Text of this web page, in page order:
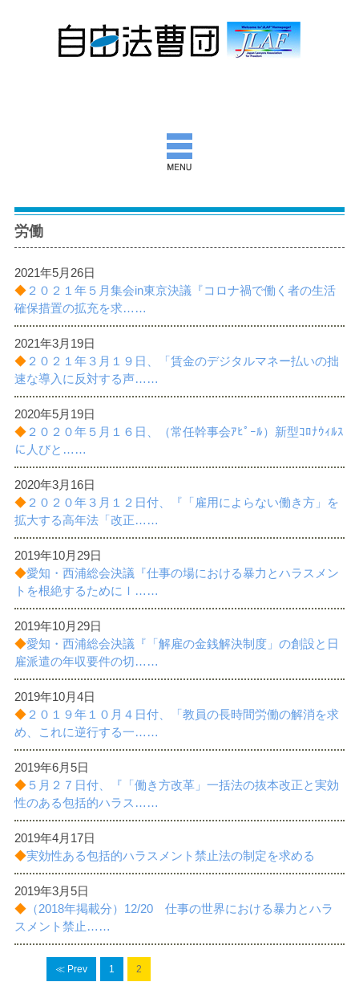
自由法曹団とは
活動報告
団通信
意見書ほか
出版物
諸課題
労働
2021年5月26日
◆ ２０２１年５月集会in東京決議『コロナ禍で働く者の生活
確保措置の拡充を求……
2021年3月19日
◆ ２０２１年３月１９日、「賃金のデジタルマネー払いの拙
速な導入に反対する声……
2020年5月19日
◆ ２０２０年５月１６日、（常任幹事会ｱﾋﾟｰﾙ）新型ｺﾛﾅｳｨﾙｽ
に人びと……
2020年3月16日
◆ ２０２０年３月１２日付、『「雇用によらない働き方」を
拡大する高年法「改正……
2019年10月29日
◆愛知・西浦総会決議『仕事の場における暴力とハラスメン
トを根絶するためにＩ……
2019年10月29日
◆愛知・西浦総会決議『「解雇の金銭解決制度」の創設と日
雇派遣の年収要件の切……
2019年10月4日
◆ ２０１９年１０月４日付、「教員の長時間労働の解消を求
め、これに逆行する一……
2019年6月5日
◆ ５月２７日付、『「働き方改革」一括法の抜本改正と実効
性のある包括的ハラス……
2019年4月17日
◆実効性ある包括的ハラスメント禁止法の制定を求める
2019年3月5日
◆ （2018年掲載分）12/20 仕事の世界における暴力とハラ
スメント禁止……
≪ Prev 1 2